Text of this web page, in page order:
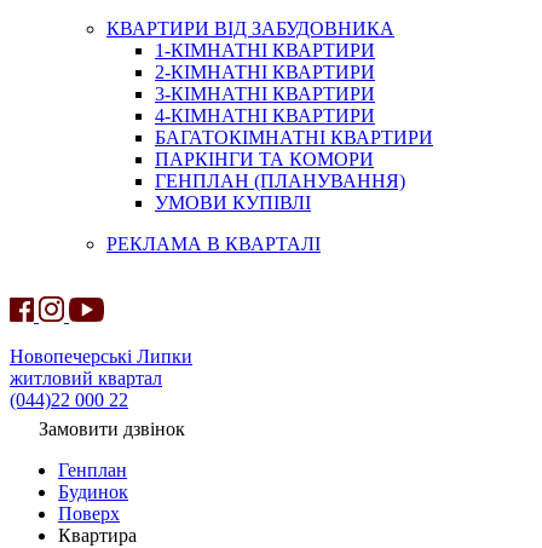
КВАРТИРИ ВІД ЗАБУДОВНИКА
1-КІМНАТНІ КВАРТИРИ
2-КІМНАТНІ КВАРТИРИ
3-КІМНАТНІ КВАРТИРИ
4-КІМНАТНІ КВАРТИРИ
БАГАТОКІМНАТНІ КВАРТИРИ
ПАРКІНГИ ТА КОМОРИ
ГЕНПЛАН (ПЛАНУВАННЯ)
УМОВИ КУПІВЛІ
РЕКЛАМА В КВАРТАЛІ
Новопечерські Липки
житловий квартал
(044)22 000 22
Замовити дзвінок
Генплан
Будинок
Поверх
Квартира